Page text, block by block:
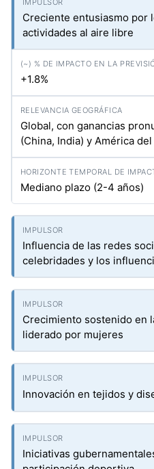
Creciente entusiasmo por
actividades al aire libre
+1.8%
Global, con ganancias
(China, India) y América
Mediano plazo (2-4 años)
Influencia de las redes
celebridades y los
Crecimiento sostenido en
liderado por mujeres
Innovación en tejidos y
Iniciativas